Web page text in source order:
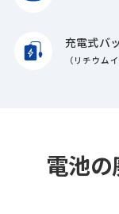
充電式バ
（リチウム
電池